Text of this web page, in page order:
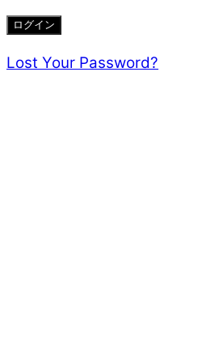
Lost Your Password?